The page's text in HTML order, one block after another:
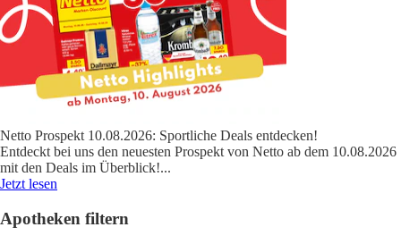
Netto Prospekt 10.08.2026: Sportliche Deals entdecken!
Entdeckt bei uns den neuesten Prospekt von Netto ab dem 10.08.2026
mit den Deals im Überblick!...
Jetzt lesen
Apotheken filtern